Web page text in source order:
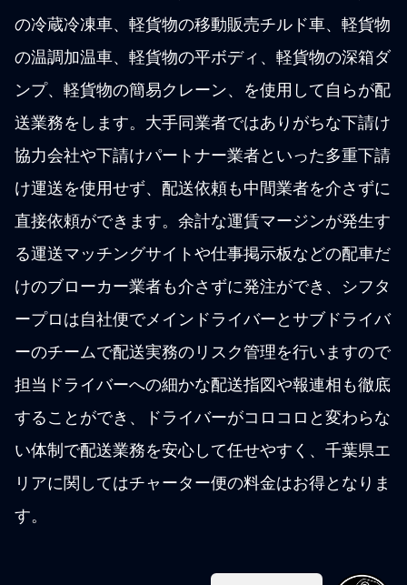
の冷蔵冷凍車、軽貨物の移動販売チルド車、軽貨物
の温調加温車、軽貨物の平ボディ、軽貨物の深箱ダ
ンプ、軽貨物の簡易クレーン、を使用して自らが配
送業務をします。大手同業者ではありがちな下請け
協力会社や下請けパートナー業者といった多重下請
け運送を使用せず、配送依頼も中間業者を介さずに
直接依頼ができます。余計な運賃マージンが発生す
る運送マッチングサイトや仕事掲示板などの配車だ
けのブローカー業者も介さずに発注ができ、シフタ
ープロは自社便でメインドライバーとサブドライバ
ーのチームで配送実務のリスク管理を行いますので
担当ドライバーへの細かな配送指図や報連相も徹底
することができ、ドライバーがコロコロと変わらな
い体制で配送業務を安心して任せやすく、千葉県エ
リアに関してはチャーター便の料金はお得となりま
す。